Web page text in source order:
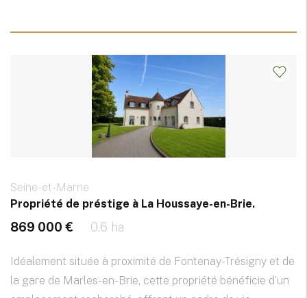
Seine-et-Marne
Propriété de préstige à La Houssaye-en-Brie.
869 000 € 0.6 ha
Idéalement située à proximité de Fontenay-Trésigny et de
la gare de Marles-en-Brie, cette propriété bénéficie d’un